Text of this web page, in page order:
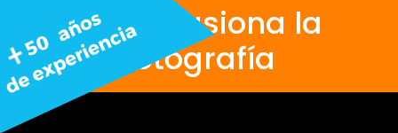
Nos apasiona la
fotografía